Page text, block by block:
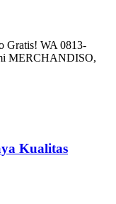
Gratis! WA 0813-
MERCHANDISO,
Kualitas